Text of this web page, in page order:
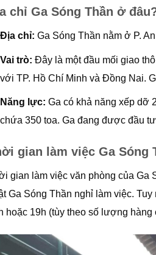
chỉ Ga Sóng Thần ở
Địa chỉ: Ga Sóng Thần nằm ở P.
Vai trò: Đây là một đầu mối giao
với TP. Hồ Chí Minh và Đồng Nai.
Năng lực: Ga có khả năng xếp dỡ
chứa 350 toa. Ga đang được đầu
gian làm việc Ga Sóng
gian làm việc văn phòng của Ga
Ga Sóng Thần nghỉ làm việc.
hoặc 19h (tùy theo số lượng